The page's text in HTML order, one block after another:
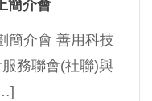
簡介會
簡介會 善用科技
務聯會(社聯)與